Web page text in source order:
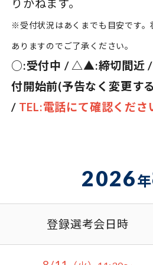
りかねます。
※受付状況はあくまでも目安です。
ありますのでご了承ください。
○:受付中 / △▲:締切間近
付開始前(予告なく変更す
/ TEL:電話にて確認くださ
2026年
登録選考会日時